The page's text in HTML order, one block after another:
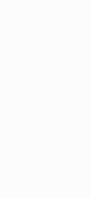
co
U